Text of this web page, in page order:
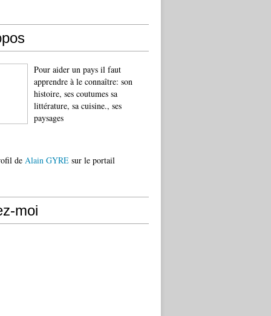
Pour aider un pays il faut
apprendre à le connaître: son
histoire, ses coutumes sa
littérature, sa cuisine., ses
paysages
de Alain GYRE sur le portail
moi